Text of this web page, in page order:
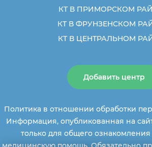
КТ В ПРИМОРСКОМ
КТ В ФРУНЗЕНСКОМ
КТ В ЦЕНТРАЛЬНОМ
Добавить центр
Политика в отношении обработки
Информация, опубликованная на
только для общего